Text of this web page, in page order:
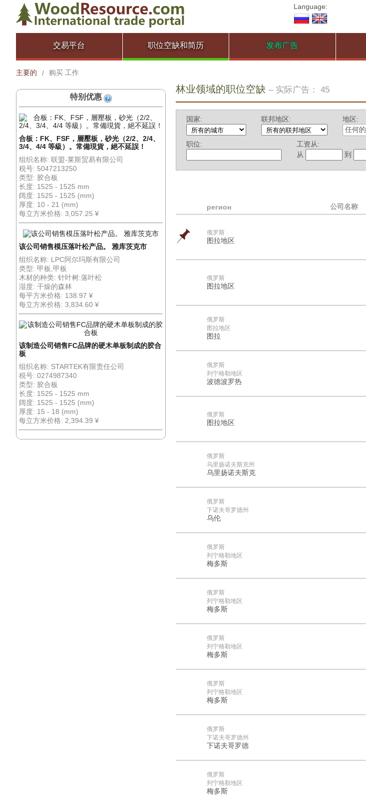
Language:
交易平台 职位空缺和简历 发布广告
主要的 / 购买 工作
特别优惠
合板：FK、FSF，層壓板，砂光（2/2、2/4、
3/4、4/4 等級）。常備現貨，絕不延誤！
组织名称: 联盟-莱斯贸易有限公司
税号: 5047213250
类型: 胶合板
长度: 1525 - 1525 mm
阔度: 1525 - 1525 (mm)
厚度: 10 - 21 (mm)
每立方米价格: 3,057.25 ¥
该公司销售模压落叶松产品。 雅库茨克市
组织名称: LPC阿尔玛斯有限公司
类型: 甲板,甲板
木材的种类: 针叶树:落叶松
湿度: 干燥的森林
每平方米价格: 138.97 ¥
每立方米价格: 3,834.60 ¥
该制造公司销售FC品牌的硬木单板制成的胶合
板
组织名称: STARTEK有限责任公司
税号: 0274987340
类型: 胶合板
长度: 1525 - 1525 mm
阔度: 1525 - 1525 (mm)
厚度: 15 - 18 (mm)
每立方米价格: 2,394.39 ¥
林业领域的职位空缺 – 实际广告： 45
国家: 联邦地区:
地区:
任何的
职位:
工资从:
从
到
регион 公司名称
俄罗斯
图拉地区
俄罗斯
图拉地区
俄罗斯
图拉地区
图拉
俄罗斯
列宁格勒地区
波德波罗热
俄罗斯
图拉地区
俄罗斯
乌里扬诺夫斯克州
乌里扬诺夫斯克
俄罗斯
下诺夫哥罗德州
乌伦
俄罗斯
列宁格勒地区
梅多斯
俄罗斯
列宁格勒地区
梅多斯
俄罗斯
列宁格勒地区
梅多斯
俄罗斯
列宁格勒地区
梅多斯
俄罗斯
下诺夫哥罗德州
下诺夫哥罗德
俄罗斯
列宁格勒地区
梅多斯